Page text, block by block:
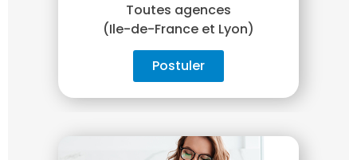
Toutes agences
(Ile-de-France et Lyon)
Postuler